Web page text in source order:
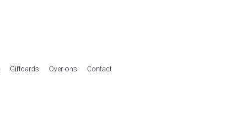
Giftcards Over ons Contact